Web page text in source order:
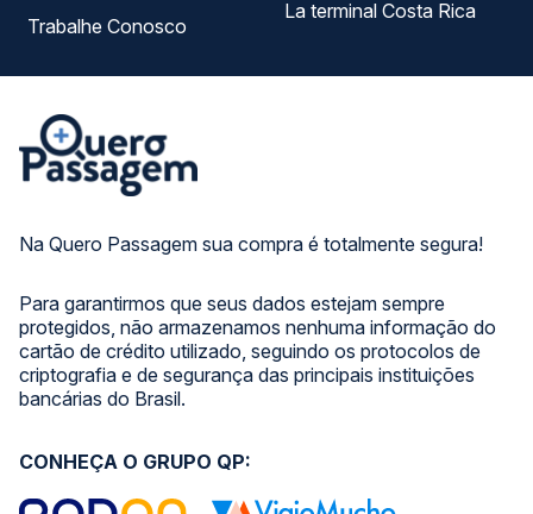
Na Quero Passagem sua compra é totalmente segura!
Para garantirmos que seus dados estejam sempre
protegidos, não armazenamos nenhuma informação do
cartão de crédito utilizado, seguindo os protocolos de
criptografia e de segurança das principais instituições
bancárias do Brasil.
Trabalhe Conosco
La terminal Costa Rica
CONHEÇA O GRUPO QP: